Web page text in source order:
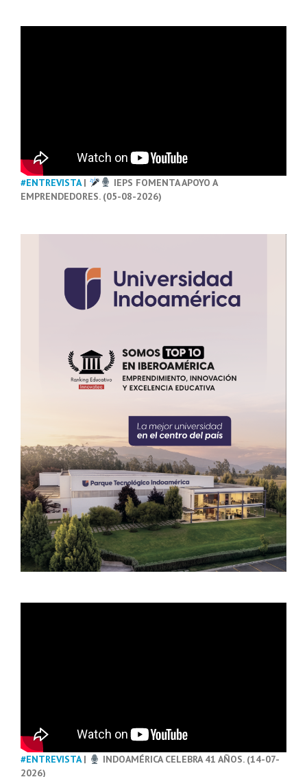
#ENTREVISTA|
IEPS FOMENTA APOYO A
EMPRENDEDORES. (05-08-2026)
#ENTREVISTA|
INDOAMÉRICA CELEBRA 41 AÑOS. (14-07-
2026)